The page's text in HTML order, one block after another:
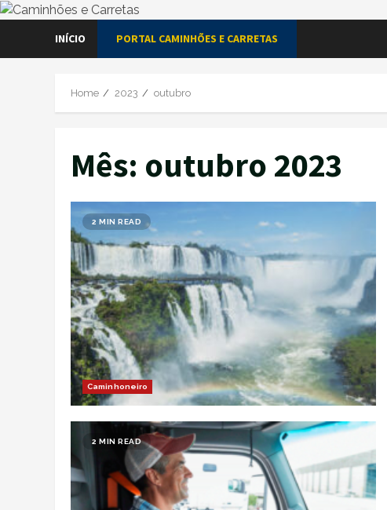
INÍCIO PORTAL CAMINHÕES E CARRETAS
Home 2023 outubro
Mês: outubro 2023
2 MIN READ
Caminhoneiro
2 MIN READ